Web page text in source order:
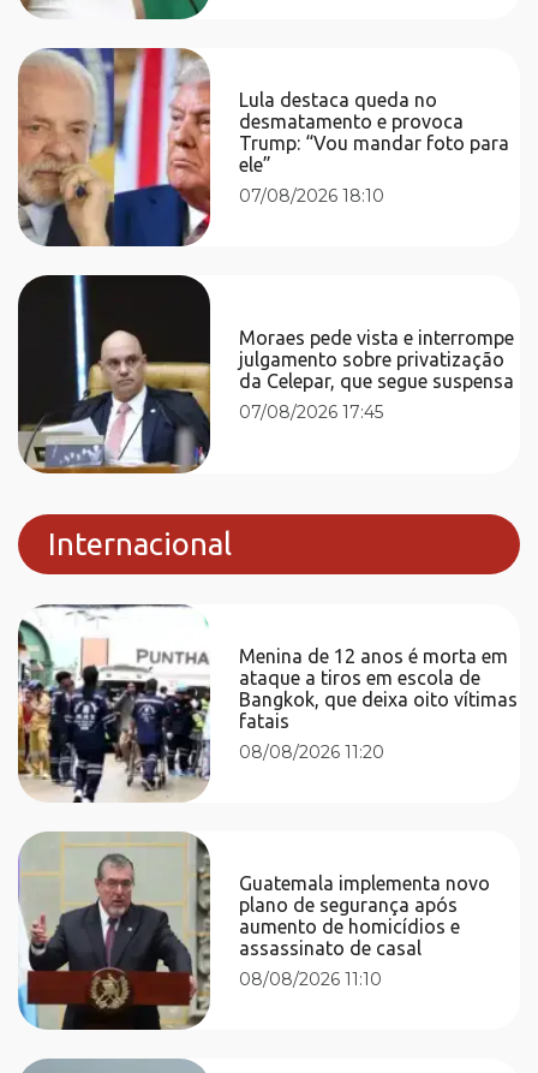
Lula destaca queda no
desmatamento e provoca
Trump: “Vou mandar foto para
ele”
07/08/2026 18:10
Moraes pede vista e interrompe
julgamento sobre privatização
da Celepar, que segue suspensa
07/08/2026 17:45
Internacional
Menina de 12 anos é morta em
ataque a tiros em escola de
Bangkok, que deixa oito vítimas
fatais
08/08/2026 11:20
Guatemala implementa novo
plano de segurança após
aumento de homicídios e
assassinato de casal
08/08/2026 11:10